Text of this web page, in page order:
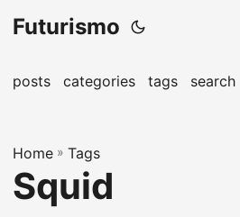
Futurismo
posts categories tags search
Home » Tags
Squid